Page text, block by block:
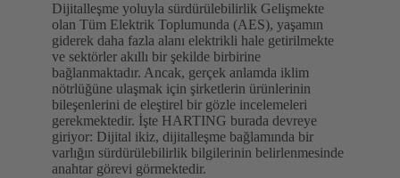
Dijitalleşme yoluyla sürdürülebilirlik Gelişmekte
olan Tüm Elektrik Toplumunda (AES), yaşamın
giderek daha fazla alanı elektrikli hale getirilmekte
ve sektörler akıllı bir şekilde birbirine
bağlanmaktadır. Ancak, gerçek anlamda iklim
nötrlüğüne ulaşmak için şirketlerin ürünlerinin
bileşenlerini de eleştirel bir gözle incelemeleri
gerekmektedir. İşte HARTING burada devreye
giriyor: Dijital ikiz, dijitalleşme bağlamında bir
varlığın sürdürülebilirlik bilgilerinin belirlenmesinde
anahtar görevi görmektedir.